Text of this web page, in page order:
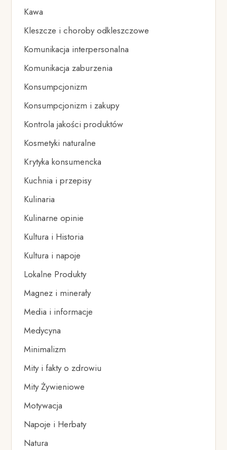
Kawa
Kleszcze i choroby odkleszczowe
Komunikacja interpersonalna
Komunikacja zaburzenia
Konsumpcjonizm
Konsumpcjonizm i zakupy
Kontrola jakości produktów
Kosmetyki naturalne
Krytyka konsumencka
Kuchnia i przepisy
Kulinaria
Kulinarne opinie
Kultura i Historia
Kultura i napoje
Lokalne Produkty
Magnez i minerały
Media i informacje
Medycyna
Minimalizm
Mity i fakty o zdrowiu
Mity Żywieniowe
Motywacja
Napoje i Herbaty
Natura